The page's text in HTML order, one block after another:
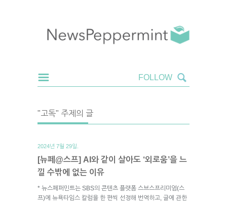
"고독" 주제의 글
2024년 7월 29일.
[뉴페@스프] AI와 같이 살아도 ‘외로움’을 느
낄 수밖에 없는 이유
* 뉴스페퍼민트는 SBS의 콘텐츠 플랫폼 스브스프리미엄(스
프)에 뉴욕타임스 칼럼을 한 편씩 선정해 번역하고, 글에 관한